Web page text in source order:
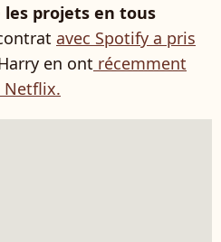
projets en tous
avec Spotify a pris
en ont récemment
Netflix.